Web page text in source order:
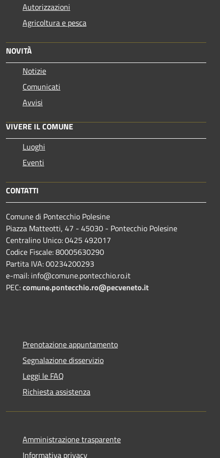
Autorizzazioni
Agricoltura e pesca
NOVITÀ
Notizie
Comunicati
Avvisi
VIVERE IL COMUNE
Luoghi
Eventi
CONTATTI
Comune di Pontecchio Polesine
Piazza Matteotti, 47 - 45030 - Pontecchio Polesine
Centralino Unico: 0425 492017
Codice Fiscale: 80005630290
Partita IVA: 00234200293
e-mail: info@comune.pontecchio.ro.it
PEC:comune.pontecchio.ro@pecveneto.it
Prenotazione appuntamento
Segnalazione disservizio
Leggi le FAQ
Richiesta assistenza
Amministrazione trasparente
Informativa privacy